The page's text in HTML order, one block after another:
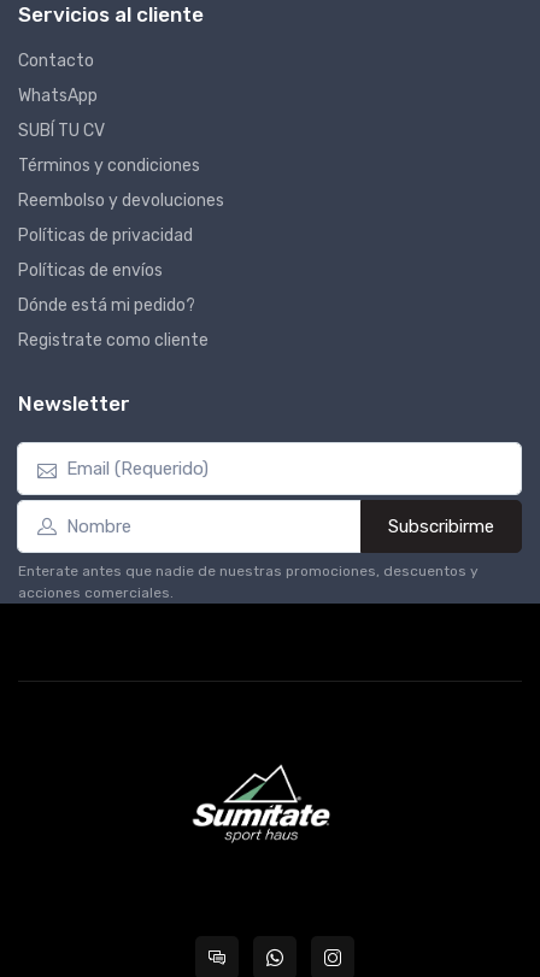
Servicios al cliente
Contacto
WhatsApp
SUBÍ TU CV
Términos y condiciones
Reembolso y devoluciones
Políticas de privacidad
Políticas de envíos
Dónde está mi pedido?
Registrate como cliente
Newsletter
Subscribirme
Enterate antes que nadie de nuestras promociones, descuentos y
acciones comerciales.